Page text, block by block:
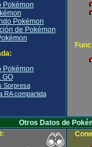
Pokémon
Pokémon
de Pokémon
Pokémon
GO
Sorpresa
RA compartida
Otros Datos de